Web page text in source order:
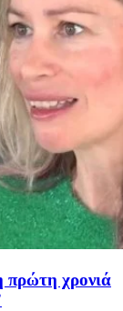
πρώτη χρονιά